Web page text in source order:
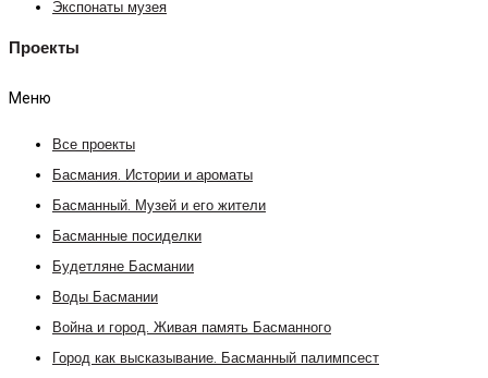
Экспонаты музея
Проекты
Меню
Все проекты
Басмания. Истории и ароматы
Басманный. Музей и его жители
Басманные посиделки
Будетляне Басмании
Воды Басмании
Война и город. Живая память Басманного
Город как высказывание. Басманный палимпсест